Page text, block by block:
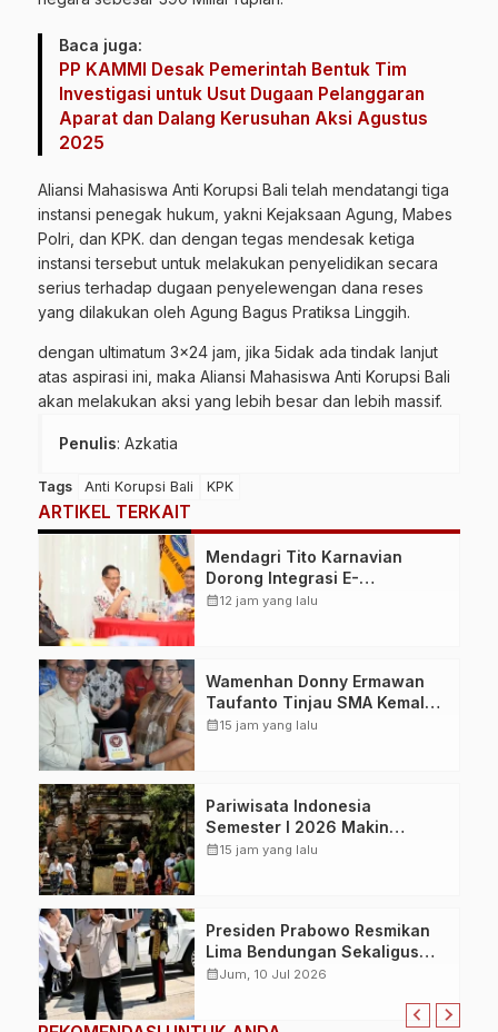
Baca juga:
PP KAMMI Desak Pemerintah Bentuk Tim
Investigasi untuk Usut Dugaan Pelanggaran
Aparat dan Dalang Kerusuhan Aksi Agustus
2025
Aliansi Mahasiswa Anti Korupsi Bali telah mendatangi tiga
instansi penegak hukum, yakni Kejaksaan Agung, Mabes
Polri, dan KPK. dan dengan tegas mendesak ketiga
instansi tersebut untuk melakukan penyelidikan secara
serius terhadap dugaan penyelewengan dana reses
yang dilakukan oleh Agung Bagus Pratiksa Linggih.
dengan ultimatum 3×24 jam, jika 5idak ada tindak lanjut
atas aspirasi ini, maka Aliansi Mahasiswa Anti Korupsi Bali
akan melakukan aksi yang lebih besar dan lebih massif.
Penulis: Azkatia
Tags Anti Korupsi Bali KPK
ARTIKEL TERKAIT
Mendagri Tito Karnavian
Dorong Integrasi E-
Government untuk Percepat
calendar_month12 jam yang lalu
Wamenhan Donny Ermawan
Taufanto Tinjau SMA Kemala
Taruna Bhayangkara di Bogor,
calendar_month15 jam yang lalu
Pariwisata Indonesia
Semester I 2026 Makin
Bergairah, Wisman Tembus
calendar_month15 jam yang lalu
Presiden Prabowo Resmikan
Lima Bendungan Sekaligus
dari NTB, Perkuat Ketahanan
calendar_monthJum, 10 Jul 2026